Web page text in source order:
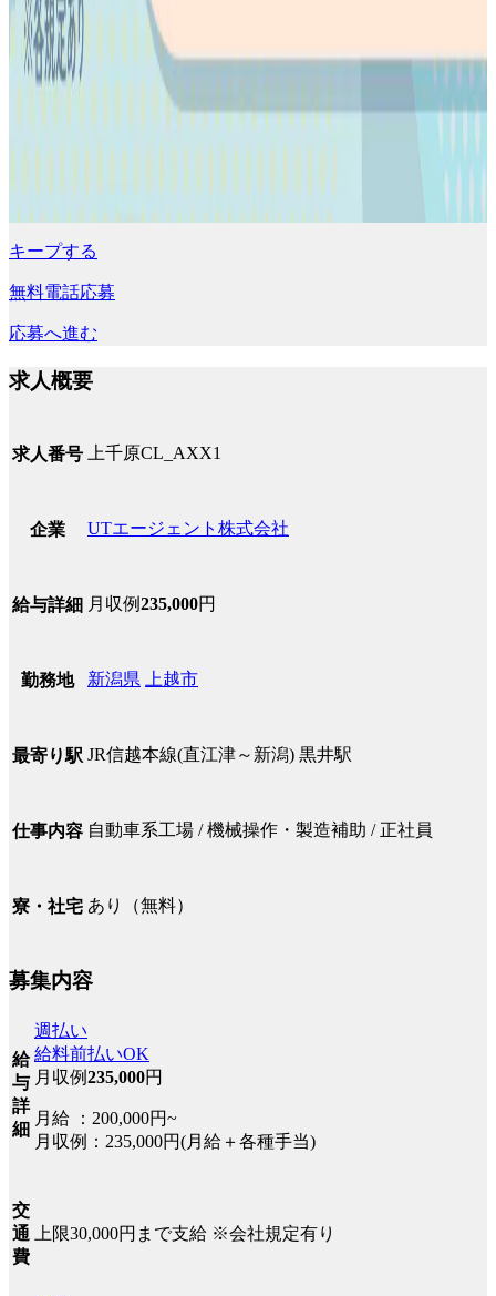
キープする
無料電話応募
応募へ進む
求人概要
求人番号 上千原CL_AXX1
企業 UTエージェント株式会社
給与詳細 月収例235,000円
勤務地 新潟県 上越市
最寄り駅 JR信越本線(直江津～新潟) 黒井駅
仕事内容 自動車系工場 / 機械操作・製造補助 / 正社員
寮・社宅 あり（無料）
募集内容
給
与
詳
細
週払い
給料前払いOK
月収例235,000円
月給 ：200,000円~
月収例：235,000円(月給＋各種手当)
交
通
費
上限30,000円まで支給 ※会社規定有り